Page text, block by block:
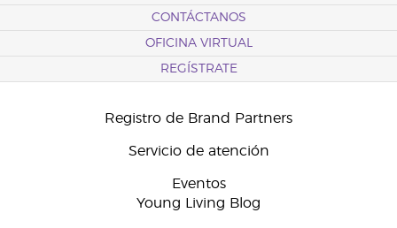
CONTÁCTANOS
OFICINA VIRTUAL
REGÍSTRATE
Registro de Brand Partners
Servicio de atención
Eventos
Young Living Blog